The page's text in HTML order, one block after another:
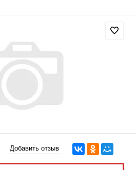
Добавить отзыв